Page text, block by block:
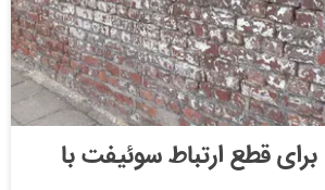
برای قطع ارتباط سوئیفت با